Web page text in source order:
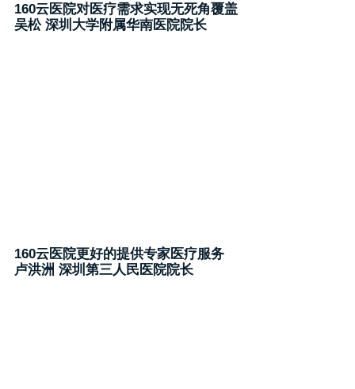
160云医院对医疗需求实现无死角覆盖
吴松 深圳大学附属华南医院院长
160云医院更好的提供专家医疗服务
卢洪洲 深圳第三人民医院院长